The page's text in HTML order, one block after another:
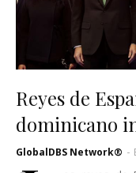
Reyes de
dominicano
GlobalDBS Network® -